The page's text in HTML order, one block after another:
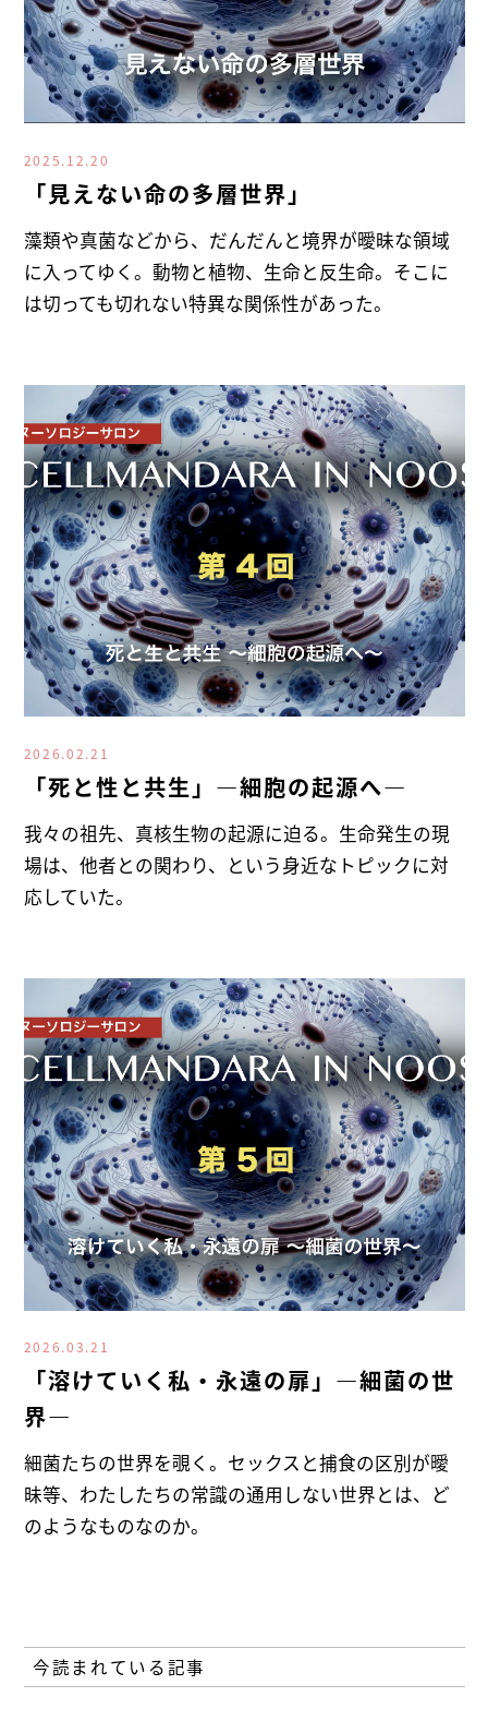
2025.12.20
「見えない命の多層世界」
藻類や真菌などから、だんだんと境界が曖昧な領域
に入ってゆく。動物と植物、生命と反生命。そこに
は切っても切れない特異な関係性があった。
2026.02.21
「死と性と共生」―細胞の起源へ―
我々の祖先、真核生物の起源に迫る。生命発生の現
場は、他者との関わり、という身近なトピックに対
応していた。
2026.03.21
「溶けていく私・永遠の扉」―細菌の世
界―
細菌たちの世界を覗く。セックスと捕食の区別が曖
昧等、わたしたちの常識の通用しない世界とは、ど
のようなものなのか。
今読まれている記事